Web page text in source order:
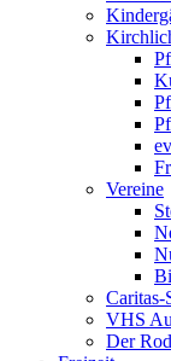
Vereine
VHS
Der